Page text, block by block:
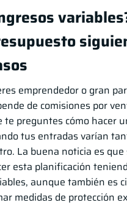
emprendedor o gran
de comisiones por
te preguntes cómo hacer
tus entradas varían
La buena noticia es que
esta planificación
aunque también es
medidas de protección